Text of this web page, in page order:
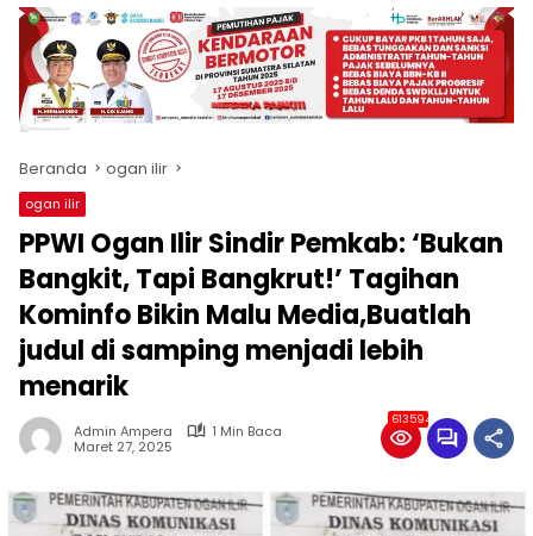
produk
antara
lain
mampu
menjadi
komunikasi
usaha
(beriklan),
fokus
pada
pemberitaan
nasional
maupun
international,
bernuansa
lokal
dan
memiliki
kisaran
Beranda ogan ilir
ogan ilir
PPWI Ogan Ilir Sindir Pemkab: ‘Bukan
Bangkit, Tapi Bangkrut!’ Tagihan
Kominfo Bikin Malu Media,Buatlah
judul di samping menjadi lebih
menarik
Admin Ampera
1 Min Baca
Maret 27, 2025
613594